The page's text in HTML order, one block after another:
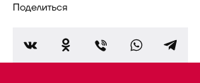
Поделиться